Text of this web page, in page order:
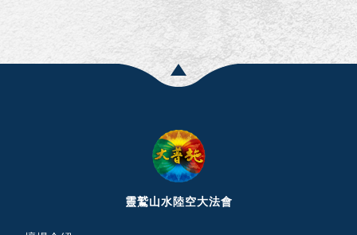
靈鷲山水陸空大法會